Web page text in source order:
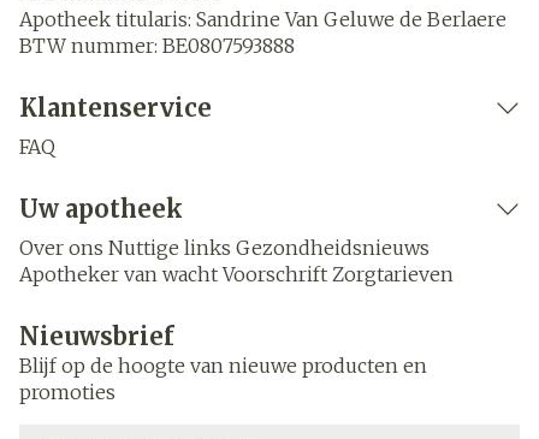
Apotheek titularis: Sandrine Van Geluwe de Berlaere
BTW nummer: BE0807593888
Klantenservice
FAQ
Uw apotheek
Over ons Nuttige links Gezondheidsnieuws
Apotheker van wacht Voorschrift Zorgtarieven
Nieuwsbrief
Blijf op de hoogte van nieuwe producten en
promoties